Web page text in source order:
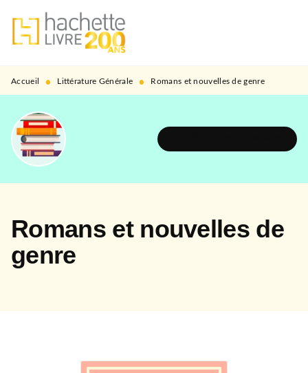
MENU RECHERCHE
PIED DE PAGE
Accueil • Littérature Générale • Romans et nouvelles de genre
Romans et nouvelles de
genre